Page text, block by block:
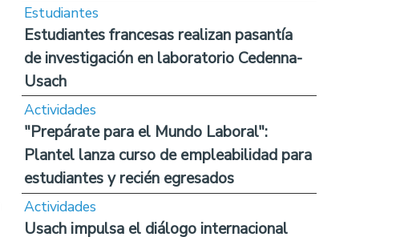
Estudiantes
Estudiantes francesas realizan pasantía
de investigación en laboratorio Cedenna-
Usach
Actividades
"Prepárate para el Mundo Laboral":
Plantel lanza curso de empleabilidad para
estudiantes y recién egresados
Actividades
Usach impulsa el diálogo internacional